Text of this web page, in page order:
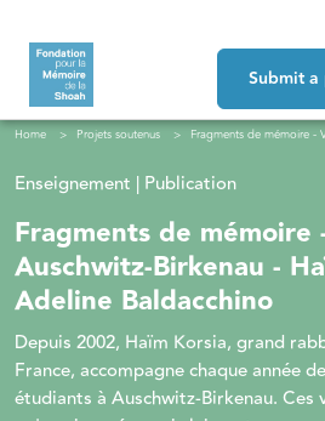
Submit
Breadcrumb
Home Projets soutenus Fragments de mémoire - Voyages à Auschwitz-
Enseignement | Publication
Fragments de mémoire
Auschwitz-Birkenau -
Adeline Baldacchino
Depuis 2002, Haïm Korsia, grand
France, accompagne chaque année
étudiants à Auschwitz-Birkenau. Ces